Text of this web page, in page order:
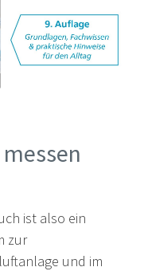
ist also ein
zur
und im